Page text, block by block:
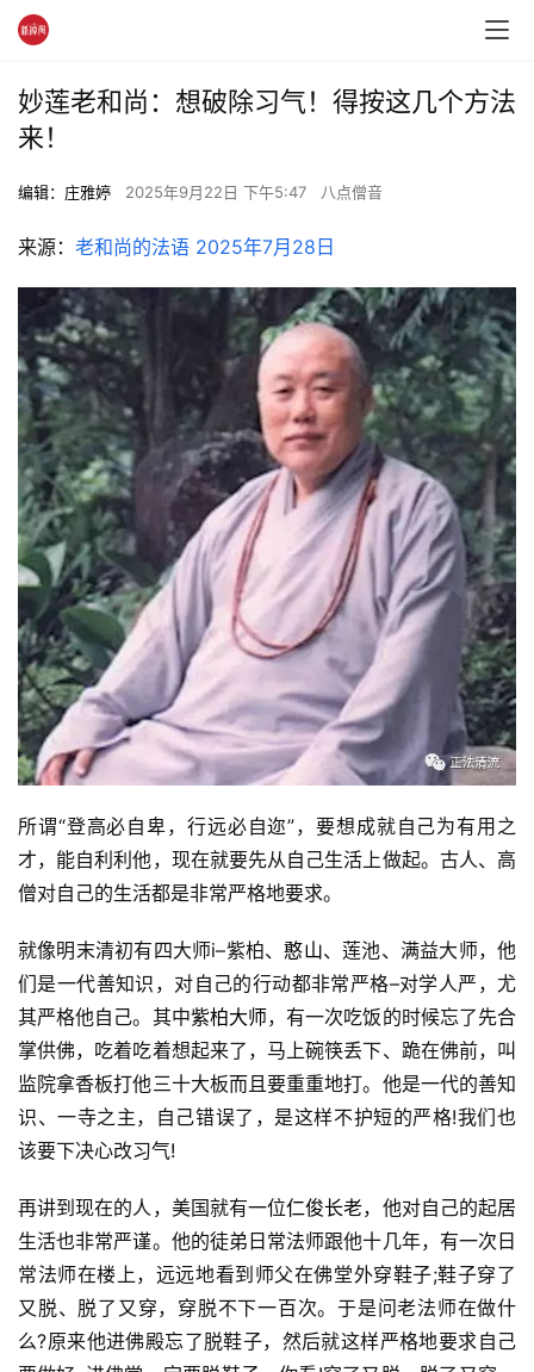
妙莲老和尚：想破除习气！得按这几个方法
来！
编辑：庄雅婷 2025年9月22日 下午5:47 八点僧音
来源： 老和尚的法语 2025年7月28日
所谓“登高必自卑，行远必自迩”，要想成就自己为有用之
才，能自利利他，现在就要先从自己生活上做起。古人、高
僧对自己的生活都是非常严格地要求。
就像明末清初有四大师i–紫柏、憨山、莲池、满益大师，他
们是一代善知识，对自己的行动都非常严格–对学人严，尤
其严格他自己。其中紫柏大师，有一次吃饭的时候忘了先合
掌供佛，吃着吃着想起来了，马上碗筷丢下、跪在佛前，叫
监院拿香板打他三十大板而且要重重地打。他是一代的善知
识、一寺之主，自己错误了，是这样不护短的严格!我们也
该要下决心改习气!
再讲到现在的人，美国就有一位仁俊长老，他对自己的起居
生活也非常严谨。他的徒弟日常法师跟他十几年，有一次日
常法师在楼上，远远地看到师父在佛堂外穿鞋子;鞋子穿了
又脱、脱了又穿，穿脱不下一百次。于是问老法师在做什
么?原来他进佛殿忘了脱鞋子，然后就这样严格地要求自己